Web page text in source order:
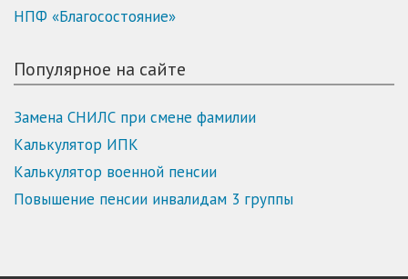
НПФ «Благосостояние»
Популярное на сайте
Замена СНИЛС при смене фамилии
Калькулятор ИПК
Калькулятор военной пенсии
Повышение пенсии инвалидам 3 группы